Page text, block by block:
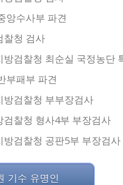
앙수사부 파견
찰청 검사
방검찰청 최순실 국정농단
부패부 파견
방검찰청 부부장검사
검찰청 형사4부 부장검사
방검찰청 공판5부 부장검사
기수 유명인